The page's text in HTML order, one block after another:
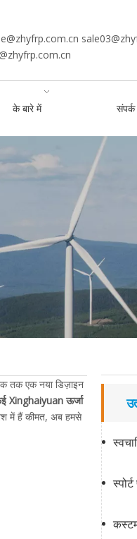
के बारे में संपर्क
तक एक नया डिज़ाइन
Xinghaiyuan ऊर्जा
में हैं कीमत, अब हमसे